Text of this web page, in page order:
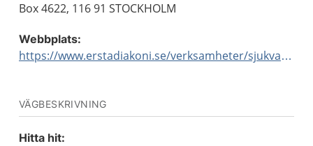
Box 4622, 116 91 STOCKHOLM
Webbplats:
https://www.erstadiakoni.se/verksamheter/sjukvard/specialistvard/medicinkliniken/endoskopienheten/
VÄGBESKRIVNING
Hitta hit: